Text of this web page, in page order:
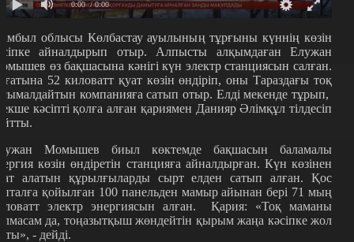
0:00 / 0:00
облысы Көлбастау ауылының тұрғыны күннің көзін
айналдырып отыр. Алпысты алқымдаған Елужан
өз бақшасына кәнігі күн электр станциясын салған.
52 киловатт қуат көзін өндіріп, оны Тараздағы тоқ
компанияға сатып отыр. Елді мекенде тұрып,
кәсіпті қолға алған қариямен Данияр Әлімқұл тілдесіп
Момышев биыл көктемде бақшасын баламалы
көзін өндіретін станцияға айналдырған. Күн көзінен
алатын құрылғыларды сырт елден сатып алған. Қос
қойылған 100 панельден мамыр айынан бері 71 мың
электр энергиясын алған.
Қария: «Тоқ маманы
да, тоңазытқыш жөндейтін қырым жаңа кәсіпке жол
- дейді.